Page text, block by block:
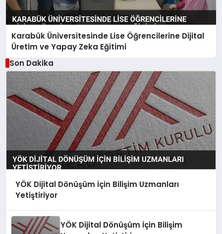
Karabük Üniversitesinde Lise Öğrencilerine Dijital
Üretim ve Yapay Zeka Eğitimi
Son Dakika
YÖK Dijital Dönüşüm İçin Bilişim Uzmanları
Yetiştiriyor
YÖK Dijital Dönüşüm İçin Bilişim